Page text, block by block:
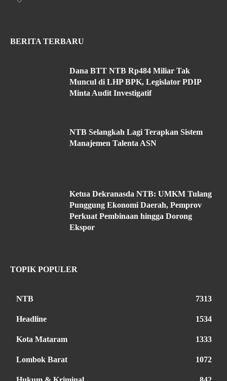
BERITA TERBARU
Dana BTT NTB Rp484 Miliar Tak
Muncul di LHP BPK, Legislator PDIP
Minta Audit Investigatif
NTB Selangkah Lagi Terapkan Sistem
Manajemen Talenta ASN
Ketua Dekranasda NTB: UMKM Tulang
Punggung Ekonomi Daerah, Pemprov
Perkuat Pembinaan hingga Dorong
Ekspor
TOPIK POPULER
NTB 7313
Headline 1534
Kota Mataram 1333
Lombok Barat 1072